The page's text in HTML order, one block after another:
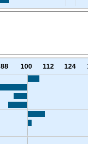
88 100 112 124